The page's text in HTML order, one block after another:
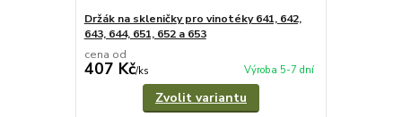
Držák na skleničky pro vinotéky 641, 642,
643, 644, 651, 652 a 653
cena od
407 Kč/ks Výroba 5-7 dní
Zvolit variantu